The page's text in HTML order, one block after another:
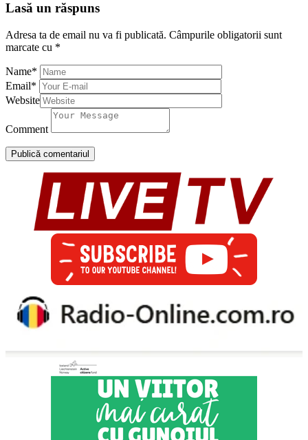
Lasă un răspuns
Adresa ta de email nu va fi publicată. Câmpurile obligatorii sunt
marcate cu *
Name*
Email*
Website
Comment